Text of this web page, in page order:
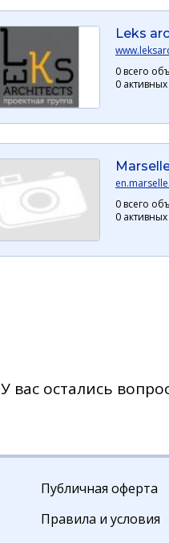
Leks
0 всего
0
0 всего
0
У вас остались
Публичная оферта
Правила и условия